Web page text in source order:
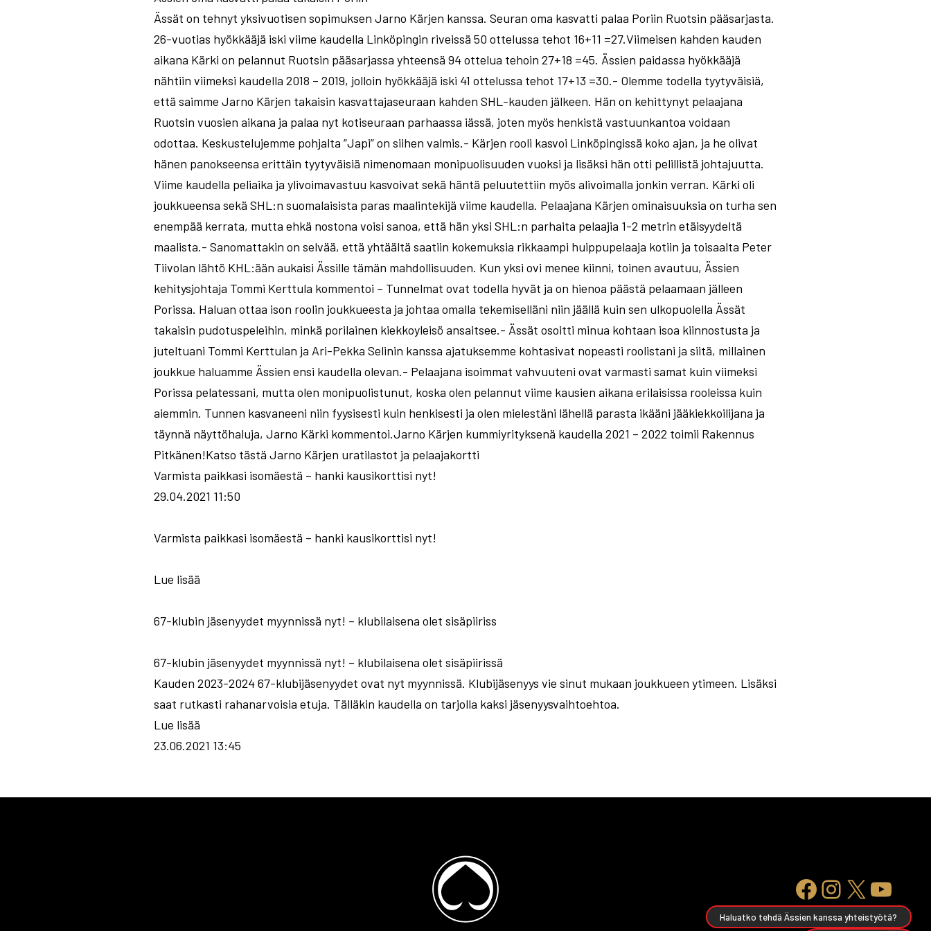
Ässät on tehnyt yksivuotisen sopimuksen Jarno Kärjen kanssa. Seuran oma kasvatti palaa Poriin Ruotsin pääsarjasta.
26-vuotias hyökkääjä iski viime kaudella Linköpingin riveissä 50 ottelussa tehot 16+11 =27.Viimeisen kahden kauden
aikana Kärki on pelannut Ruotsin pääsarjassa yhteensä 94 ottelua tehoin 27+18 =45. Ässien paidassa hyökkääjä
nähtiin viimeksi kaudella 2018 – 2019, jolloin hyökkääjä iski 41 ottelussa tehot 17+13 =30.- Olemme todella tyytyväisiä,
että saimme Jarno Kärjen takaisin kasvattajaseuraan kahden SHL-kauden jälkeen. Hän on kehittynyt pelaajana
Ruotsin vuosien aikana ja palaa nyt kotiseuraan parhaassa iässä, joten myös henkistä vastuunkantoa voidaan
odottaa. Keskustelujemme pohjalta ”Japi” on siihen valmis.- Kärjen rooli kasvoi Linköpingissä koko ajan, ja he olivat
hänen panokseensa erittäin tyytyväisiä nimenomaan monipuolisuuden vuoksi ja lisäksi hän otti pelillistä johtajuutta.
Viime kaudella peliaika ja ylivoimavastuu kasvoivat sekä häntä peluutettiin myös alivoimalla jonkin verran. Kärki oli
joukkueensa sekä SHL:n suomalaisista paras maalintekijä viime kaudella. Pelaajana Kärjen ominaisuuksia on turha sen
enempää kerrata, mutta ehkä nostona voisi sanoa, että hän yksi SHL:n parhaita pelaajia 1-2 metrin etäisyydeltä
maalista.- Sanomattakin on selvää, että yhtäältä saatiin kokemuksia rikkaampi huippupelaaja kotiin ja toisaalta Peter
Tiivolan lähtö KHL:ään aukaisi Ässille tämän mahdollisuuden. Kun yksi ovi menee kiinni, toinen avautuu, Ässien
kehitysjohtaja Tommi Kerttula kommentoi – Tunnelmat ovat todella hyvät ja on hienoa päästä pelaamaan jälleen
Porissa. Haluan ottaa ison roolin joukkueesta ja johtaa omalla tekemiselläni niin jäällä kuin sen ulkopuolella Ässät
takaisin pudotuspeleihin, minkä porilainen kiekkoyleisö ansaitsee.- Ässät osoitti minua kohtaan isoa kiinnostusta ja
juteltuani Tommi Kerttulan ja Ari-Pekka Selinin kanssa ajatuksemme kohtasivat nopeasti roolistani ja siitä, millainen
joukkue haluamme Ässien ensi kaudella olevan.​​​​​​​- Pelaajana isoimmat vahvuuteni ovat varmasti samat kuin viimeksi
Porissa pelatessani, mutta olen monipuolistunut, koska olen pelannut viime kausien aikana erilaisissa rooleissa kuin
aiemmin. Tunnen kasvaneeni niin fyysisesti kuin henkisesti ja olen mielestäni lähellä parasta ikääni jääkiekkoilijana ja
täynnä näyttöhaluja, Jarno Kärki kommentoi.Jarno Kärjen kummiyrityksenä kaudella 2021 – 2022 toimii Rakennus
Pitkänen!Katso tästä Jarno Kärjen uratilastot ja pelaajakortti
Varmista paikkasi isomäestä – hanki kausikorttisi nyt!
29.04.2021 11:50
Varmista paikkasi isomäestä – hanki kausikorttisi nyt!
Lue lisää
67-klubin jäsenyydet myynnissä nyt! – klubilaisena olet sisäpiiriss
67-klubin jäsenyydet myynnissä nyt! – klubilaisena olet sisäpiirissä
Kauden 2023-2024 67-klubijäsenyydet ovat nyt myynnissä. Klubijäsenyys vie sinut mukaan joukkueen ytimeen. Lisäksi
saat rutkasti rahanarvoisia etuja. Tälläkin kaudella on tarjolla kaksi jäsenyysvaihtoehtoa.
Lue lisää
23.06.2021 13:45
Haluatko tehdä Ässien kanssa yhteistyötä?